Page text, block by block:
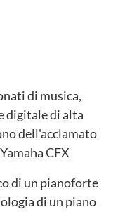
di musica,
digitale di alta
dell'acclamato
CFX
di un pianoforte
di un piano